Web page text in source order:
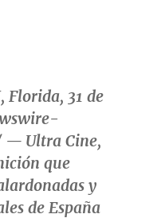
Florida, 31 de
— Ultra Cine,
que
y
de España